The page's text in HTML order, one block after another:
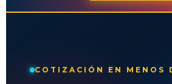
COTIZACIÓN EN MENOS